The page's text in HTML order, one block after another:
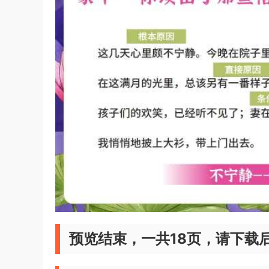
预览结束，一共18页，请下载